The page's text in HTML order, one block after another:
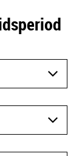
sidans
text